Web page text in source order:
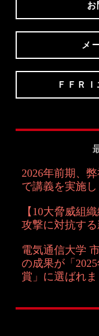
お
メ
ＦＦＲ
2026年前期、
で講義を実施し
【10大脅威組
攻撃に対抗する
電気通信大学
の成果が「
賞」に選ばれま